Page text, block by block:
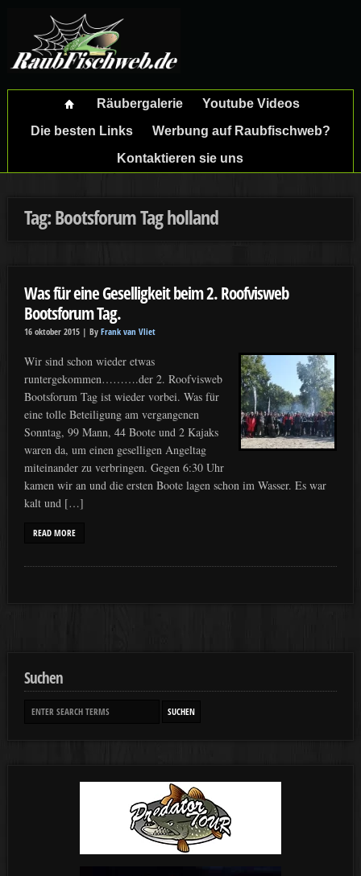
Räubergalerie
Youtube Videos
Die besten Links
Werbung auf Raubfischweb?
Kontaktieren sie uns
Tag: Bootsforum Tag holland
Was für eine Geselligkeit beim 2. Roofvisweb
Bootsforum Tag.
16 oktober 2015 | By Frank van Vliet
Wir sind schon wieder etwas
runtergekommen……….der 2. Roofvisweb
Bootsforum Tag ist wieder vorbei. Was für
eine tolle Beteiligung am vergangenen
Sonntag, 99 Mann, 44 Boote und 2 Kajaks
waren da, um einen geselligen Angeltag
miteinander zu verbringen. Gegen 6:30 Uhr
kamen wir an und die ersten Boote lagen schon im Wasser. Es war
kalt und […]
READ MORE
Suchen